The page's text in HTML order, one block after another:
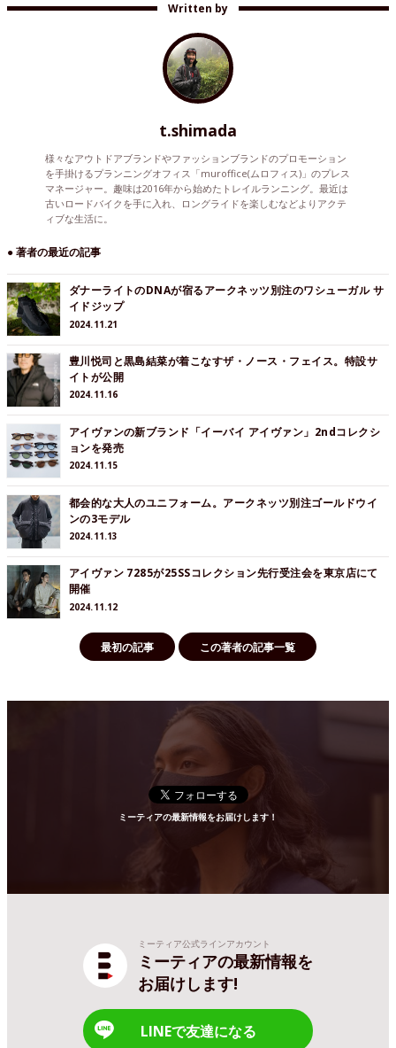
Written by
t.shimada
様々なアウトドアブランドやファッションブランドのプロモーション
を手掛けるプランニングオフィス「muroffice(ムロフィス)」のプレス
マネージャー。趣味は2016年から始めたトレイルランニング。最近は
古いロードバイクを手に入れ、ロングライドを楽しむなどよりアクテ
ィブな生活に。
● 著者の最近の記事
ダナーライトのDNAが宿るアークネッツ別注のワシューガル サ
イドジップ
2024.11.21
豊川悦司と黒島結菜が着こなすザ・ノース・フェイス。特設サ
イトが公開
2024.11.16
アイヴァンの新ブランド「イーバイ アイヴァン」2ndコレクシ
ョンを発売
2024.11.15
都会的な大人のユニフォーム。アークネッツ別注ゴールドウイ
ンの3モデル
2024.11.13
アイヴァン 7285が25SSコレクション先行受注会を東京店にて
開催
2024.11.12
最初の記事 この著者の記事一覧
ミーティアの最新情報をお届けします！
ミーティア公式ラインアカウント
ミーティアの最新情報を
お届けします!
LINEで友達になる